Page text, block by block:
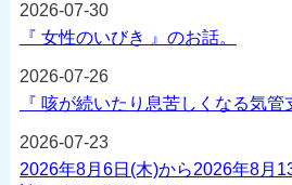
『 女性のいびき 』のお話。
2026-07-30
『 咳が続いたり息苦しくなる気管
2026-07-26
2026年8月6日(木)から2026年8月
2026-07-23